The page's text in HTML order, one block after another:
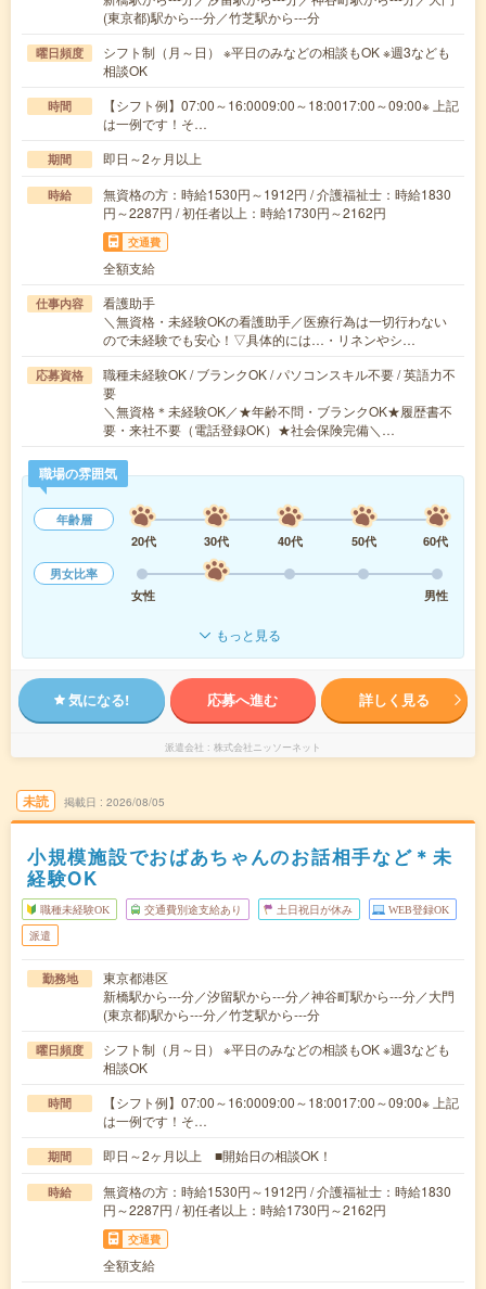
(東京都)駅から---分／竹芝駅から---分
曜日頻度
シフト制（月～日） ※平日のみなどの相談もOK ※週3なども
相談OK
時間
【シフト例】07:00～16:0009:00～18:0017:00～09:00※ 上記
は一例です！そ…
期間 即日～2ヶ月以上
時給
無資格の方：時給1530円～1912円 / 介護福祉士：時給1830
円～2287円 / 初任者以上：時給1730円～2162円
交通費
全額支給
仕事内容
看護助手
＼無資格・未経験OKの看護助手／医療行為は一切行わない
ので未経験でも安心！▽具体的には…・リネンやシ…
応募資格
職種未経験OK / ブランクOK / パソコンスキル不要 / 英語力不
要
＼無資格＊未経験OK／★年齢不問・ブランクOK★履歴書不
要・来社不要（電話登録OK）★社会保険完備＼…
職場の雰囲気
年齢層
20代
30代 40代 50代
60代
男女比率
女性
男性
もっと見る
気になる! 応募へ進む 詳しく見る
派遣会社 株式会社ニッソーネット
未読 掲載日 2026/08/05
小規模施設でおばあちゃんのお話相手など＊未
経験OK
職種未経験OK 交通費別途支給あり 土日祝日が休み WEB登録OK
派遣
勤務地
東京都港区
新橋駅から---分／汐留駅から---分／神谷町駅から---分／大門
(東京都)駅から---分／竹芝駅から---分
曜日頻度
シフト制（月～日） ※平日のみなどの相談もOK ※週3なども
相談OK
時間
【シフト例】07:00～16:0009:00～18:0017:00～09:00※ 上記
は一例です！そ…
期間 即日～2ヶ月以上 ■開始日の相談OK！
時給
無資格の方：時給1530円～1912円 / 介護福祉士：時給1830
円～2287円 / 初任者以上：時給1730円～2162円
交通費
全額支給